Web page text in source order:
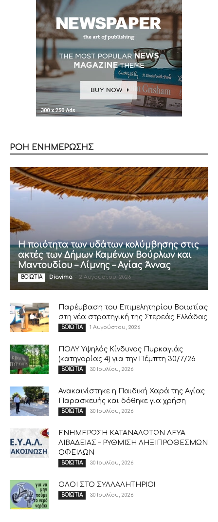
ΡΟΗ ΕΝΗΜΕΡΩΣΗΣ
Η ποιότητα των υδάτων κολύμβησης στις
ακτές των Δήμων Καμένων Βούρλων και
Μαντουδίου – Λίμνης – Αγίας Άννας
ΒΟΙΩΤΙΑ Diavima - 2 Αυγούστου, 2026
Παρέμβαση του Επιμελητηρίου Βοιωτίας
στη νέα στρατηγική της Στερεάς Ελλάδας
ΒΟΙΩΤΙΑ 1 Αυγούστου, 2026
ΠΟΛΥ Υψηλός Κίνδυνος Πυρκαγιάς
(κατηγορίας 4) για την Πέμπτη 30/7/26
ΒΟΙΩΤΙΑ 30 Ιουλίου, 2026
Ανακαινίστηκε η Παιδική Χαρά της Αγίας
Παρασκευής και δόθηκε για χρήση
ΒΟΙΩΤΙΑ 30 Ιουλίου, 2026
ΕΝΗΜΕΡΩΣΗ ΚΑΤΑΝΑΛΩΤΩΝ ΔΕΥΑ
ΛΙΒΑΔΕΙΑΣ – ΡΥΘΜΙΣΗ ΛΗΞΙΠΡΟΘΕΣΜΩΝ
ΟΦΕΙΛΩΝ
ΒΟΙΩΤΙΑ 30 Ιουλίου, 2026
ΟΛΟΙ ΣΤΟ ΣΥΛΛΑΛΗΤΗΡΙΟ!
ΒΟΙΩΤΙΑ 30 Ιουλίου, 2026